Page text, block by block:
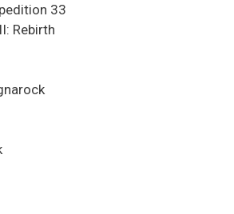
33
Rebirth